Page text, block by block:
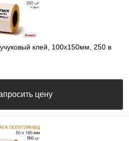
клей, 100х150мм, 250 в
цену